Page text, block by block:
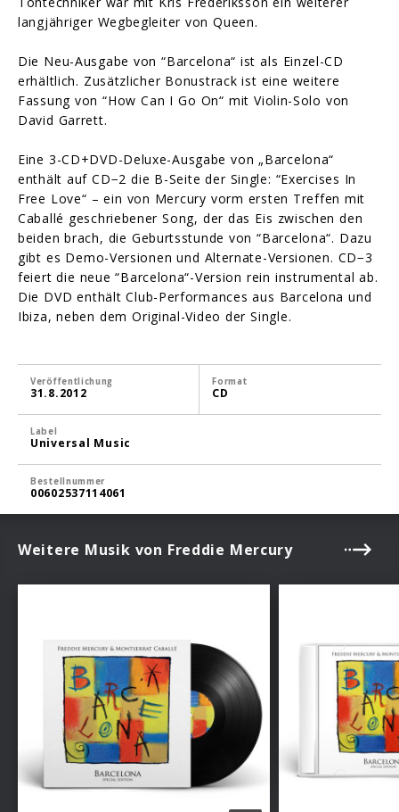
langjähriger Wegbegleiter von Queen.
Die Neu-Ausgabe von “Barcelona“ ist als Einzel-CD
erhältlich. Zusätzlicher Bonustrack ist eine weitere
Fassung von “How Can I Go On“ mit Violin-Solo von
David Garrett.
Eine 3-CD+DVD-Deluxe-Ausgabe von „Barcelona“
enthält auf CD−2 die B-Seite der Single: “Exercises In
Free Love“ – ein von Mercury vorm ersten Treffen mit
Caballé geschriebener Song, der das Eis zwischen den
beiden brach, die Geburtsstunde von “Barcelona“. Dazu
gibt es Demo-Versionen und Alternate-Versionen. CD−3
feiert die neue “Barcelona“-Version rein instrumental ab.
Die DVD enthält Club-Performances aus Barcelona und
Ibiza, neben dem Original-Video der Single.
Veröffentlichung
31.8.2012
Format
CD
Label
Universal Music
Bestellnummer
00602537114061
Weitere Musik von Freddie Mercury